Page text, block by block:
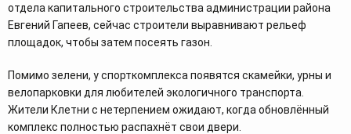
отдела капитального строительства администрации района
Евгений Гапеев, сейчас строители выравнивают рельеф
площадок, чтобы затем посеять газон.
Помимо зелени, у спорткомплекса появятся скамейки, урны и
велопарковки для любителей экологичного транспорта.
Жители Клетни с нетерпением ожидают, когда обновлённый
комплекс полностью распахнёт свои двери.